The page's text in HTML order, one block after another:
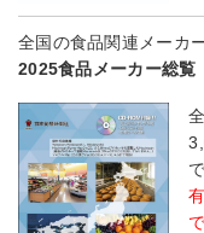
全国の食品関連メー
2025食品メーカー総覧